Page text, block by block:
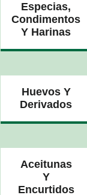
Especias,
Condimentos
Y Harinas
Huevos Y
Derivados
Aceitunas
Y
Encurtidos